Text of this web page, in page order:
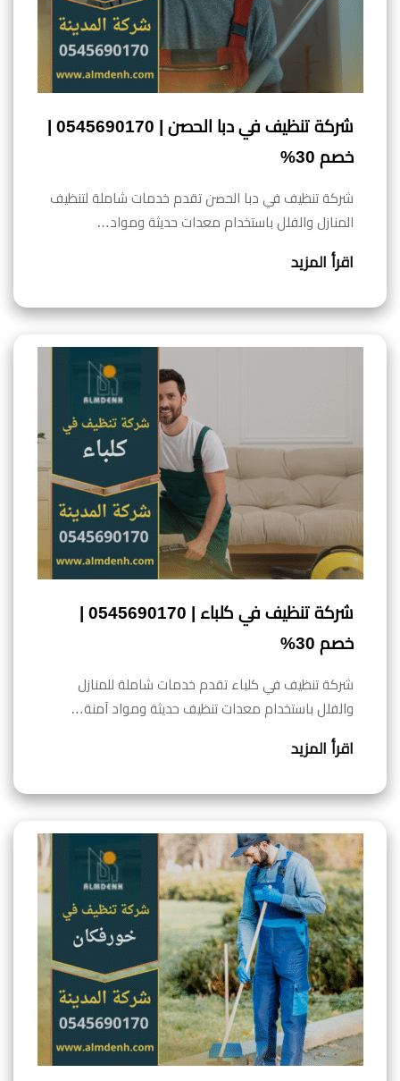
خصم 30%
شركة تنظيف في دبا الحصن تقدم خدمات شاملة لتنظيف
المنازل والفلل باستخدام معدات حديثة ومواد…
اقرأ المزيد
خصم 30%
شركة تنظيف في كلباء تقدم خدمات شاملة للمنازل
والفلل باستخدام معدات تنظيف حديثة ومواد آمنة…
اقرأ المزيد